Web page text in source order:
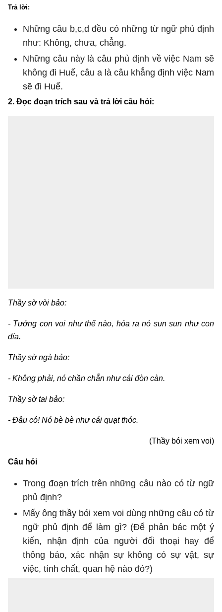
Trả lời:
Những câu b,c,d đều có những từ ngữ phủ định
như: Không, chưa, chẳng.
Những câu này là câu phủ định về việc Nam sẽ
không đi Huế, câu a là câu khẳng định việc Nam
sẽ đi Huế.
2. Đọc đoạn trích sau và trả lời câu hỏi:
Thầy sờ vòi bảo:
- Tưởng con voi như thế nào, hóa ra nó sun sun như con
đỉa.
Thầy sờ ngà bảo:
- Không phải, nó chần chẫn như cái đòn càn.
Thầy sờ tai bảo:
- Đâu có! Nó bè bè như cái quạt thóc.
(Thầy bói xem voi)
Câu hỏi
Trong đoạn trích trên những câu nào có từ ngữ
phủ định?
Mấy ông thầy bói xem voi dùng những câu có từ
ngữ phủ định để làm gì? (Để phản bác một ý
kiến, nhận định của người đối thoại hay để
thông báo, xác nhận sự không có sự vật, sự
việc, tính chất, quan hệ nào đó?)